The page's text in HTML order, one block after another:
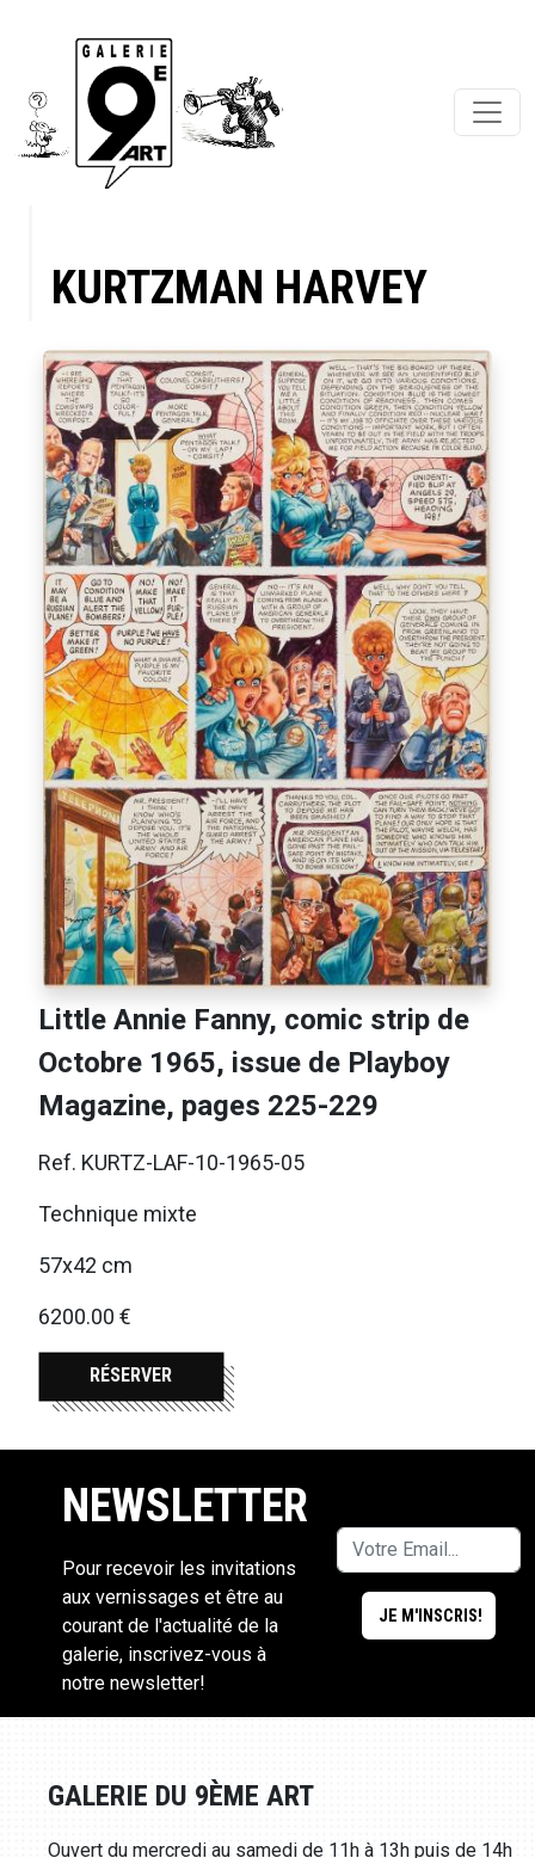
KURTZMAN HARVEY
Little Annie Fanny, comic strip de
Octobre 1965, issue de Playboy
Magazine, pages 225-229
Ref. KURTZ-LAF-10-1965-05
Technique mixte
57x42 cm
6200.00 €
RÉSERVER
NEWSLETTER
Pour recevoir les invitations
aux vernissages et être au
courant de l'actualité de la
galerie, inscrivez-vous à
notre newsletter!
GALERIE DU 9ÈME ART
Ouvert du mercredi au samedi de 11h à 13h puis de 14h